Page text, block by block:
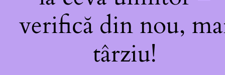
verifică din nou,
târziu!